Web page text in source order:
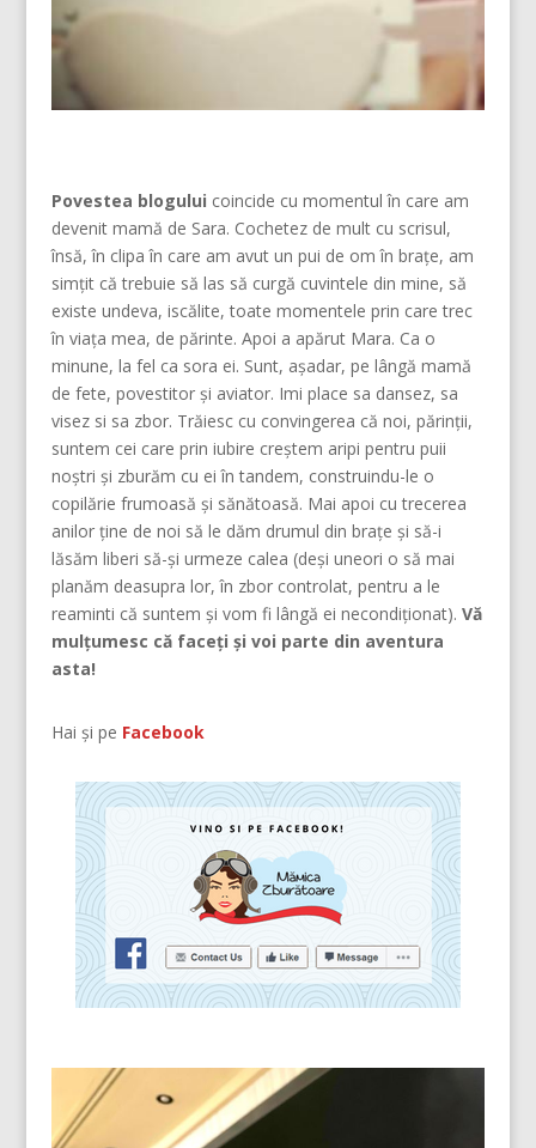
Povestea blogului coincide cu momentul în care am
devenit mamă de Sara. Cochetez de mult cu scrisul,
însă, în clipa în care am avut un pui de om în brațe, am
simțit că trebuie să las să curgă cuvintele din mine, să
existe undeva, iscălite, toate momentele prin care trec
în viața mea, de părinte. Apoi a apărut Mara. Ca o
minune, la fel ca sora ei. Sunt, așadar, pe lângă mamă
de fete, povestitor și aviator. Imi place sa dansez, sa
visez si sa zbor. Trăiesc cu convingerea că noi, părinţii,
suntem cei care prin iubire creştem aripi pentru puii
noştri şi zburăm cu ei în tandem, construindu-le o
copilărie frumoasă şi sănătoasă. Mai apoi cu trecerea
anilor ține de noi să le dăm drumul din braţe și să-i
lăsăm liberi să-și urmeze calea (deşi uneori o să mai
planăm deasupra lor, în zbor controlat, pentru a le
reaminti că suntem şi vom fi lângă ei necondiţionat). Vă
mulțumesc că faceți și voi parte din aventura
asta!
Hai și pe Facebook